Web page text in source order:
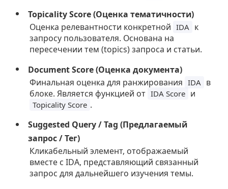
Topicality Score (Оценка тематичности)
Оценка релевантности конкретной IDA к
запросу пользователя. Основана на
пересечении тем (topics) запроса и статьи.
Document Score (Оценка документа)
Финальная оценка для ранжирования IDA в
блоке. Является функцией от IDA Score и
Topicality Score .
Suggested Query / Tag (Предлагаемый
запрос / Тег)
Кликабельный элемент, отображаемый
вместе с IDA, представляющий связанный
запрос для дальнейшего изучения темы.